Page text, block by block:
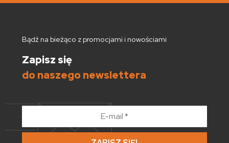
Bądź na bieżąco z promocjami i nowościami
Zapisz się
do naszego newslettera
*